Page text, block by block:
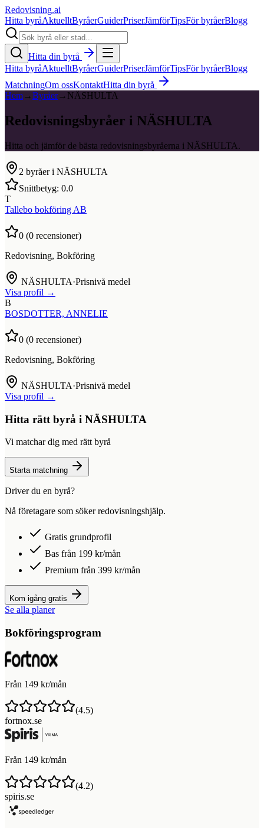
Redovisning.ai
Hitta byråAktuelltByråerGuiderPriserJämförTipsFör byråerBlogg
Hitta din byrå
Hitta byråAktuelltByråerGuiderPriserJämförTipsFör byråerBlogg
MatchningOm ossKontaktHitta din byrå
Hem→Byråer→ NÄSHULTA
Redovisningsbyråer i NÄSHULTA
Hitta och jämför de bästa redovisningsbyråerna i NÄSHULTA.
2 byråer i NÄSHULTA
Snittbetyg: 0.0
T
Tallebo bokföring AB
0 (0 recensioner)
Redovisning, Bokföring
NÄSHULTA·Prisnivå medel
Visa profil →
B
BOSDOTTER, ANNELIE
0 (0 recensioner)
Redovisning, Bokföring
NÄSHULTA·Prisnivå medel
Visa profil →
Hitta rätt byrå i NÄSHULTA
Vi matchar dig med rätt byrå
Starta matchning
Driver du en byrå?
Nå företagare som söker redovisningshjälp.
Gratis grundprofil
Bas från 199 kr/mån
Premium från 399 kr/mån
Kom igång gratis
Se alla planer
Bokföringsprogram
Från 149 kr/mån
(4.5)
fortnox.se
Från 149 kr/mån
(4.2)
spiris.se